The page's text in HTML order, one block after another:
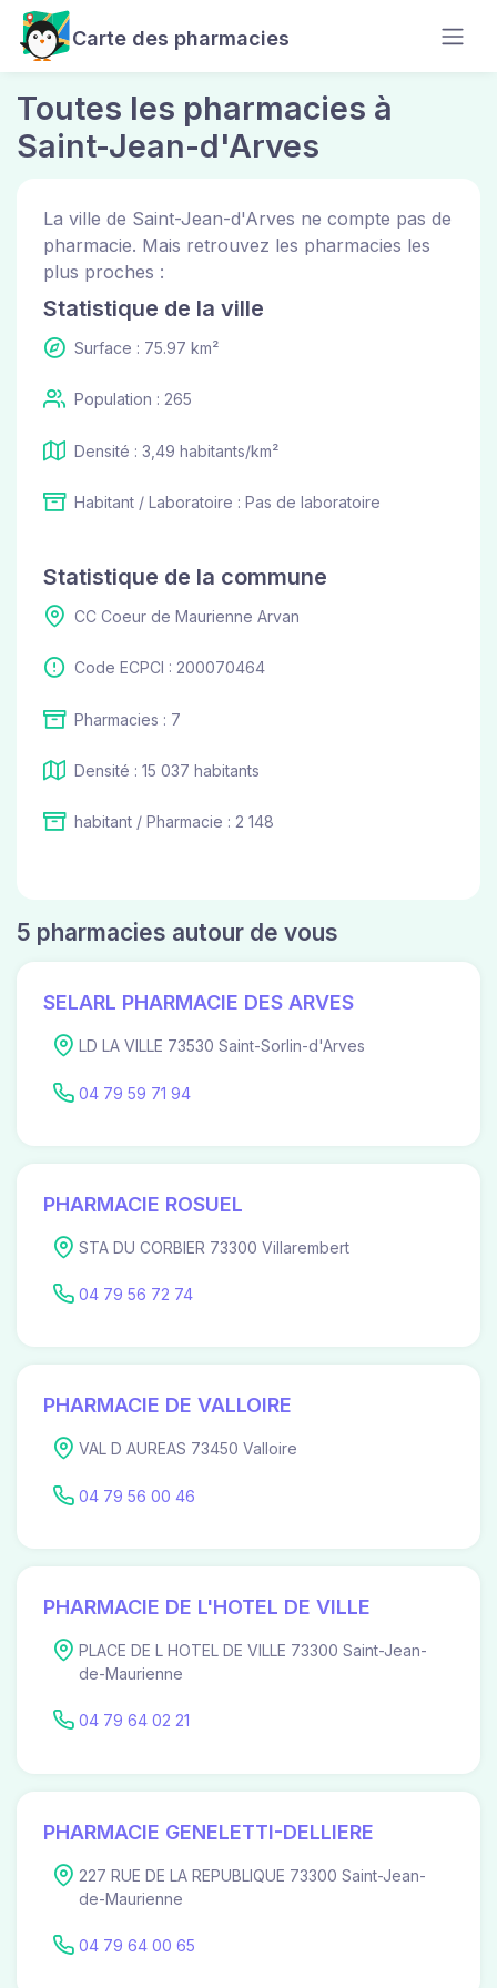
Carte des pharmacies
Toutes les pharmacies à
Saint-Jean-d'Arves
La ville de Saint-Jean-d'Arves ne compte pas de
pharmacie. Mais retrouvez les pharmacies les
plus proches :
Statistique de la ville
Surface : 75.97 km²
Population : 265
Densité : 3,49 habitants/km²
Habitant / Laboratoire : Pas de laboratoire
Statistique de la commune
CC Coeur de Maurienne Arvan
Code ECPCI : 200070464
Pharmacies : 7
Densité : 15 037 habitants
habitant / Pharmacie : 2 148
5 pharmacies autour de vous
SELARL PHARMACIE DES ARVES
LD LA VILLE 73530 Saint-Sorlin-d'Arves
04 79 59 71 94
PHARMACIE ROSUEL
STA DU CORBIER 73300 Villarembert
04 79 56 72 74
PHARMACIE DE VALLOIRE
VAL D AUREAS 73450 Valloire
04 79 56 00 46
PHARMACIE DE L'HOTEL DE VILLE
PLACE DE L HOTEL DE VILLE 73300 Saint-Jean-
de-Maurienne
04 79 64 02 21
PHARMACIE GENELETTI-DELLIERE
227 RUE DE LA REPUBLIQUE 73300 Saint-Jean-
de-Maurienne
04 79 64 00 65